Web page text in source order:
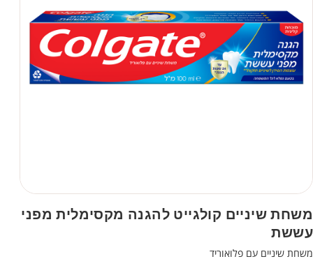
משחת שיניים קולגייט להגנה מקסימלית מפני
עששת
משחת שיניים עם פלואוריד